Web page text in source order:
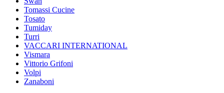
Tomassi Cucine
Tosato
Tumiday
Turri
VACCARI INTERNATIONAL
Vismara
Vittorio Grifoni
Volpi
Zanaboni